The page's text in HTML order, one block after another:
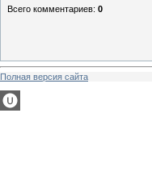
Всего комментариев: 0
Полная версия сайта